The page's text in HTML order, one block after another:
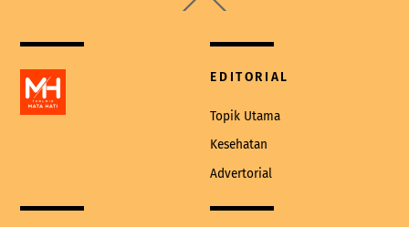
To
EDITORIAL
Topik Utama
Kesehatan
Advertorial